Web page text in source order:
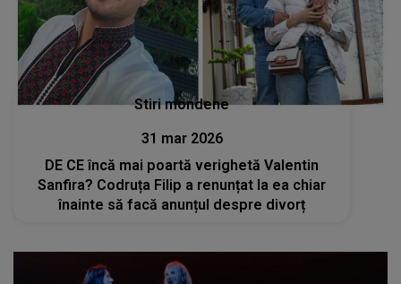
Stiri mondene
31 mar 2026
DE CE încă mai poartă verighetă Valentin
Sanfira? Codruța Filip a renunțat la ea chiar
înainte să facă anunțul despre divorț